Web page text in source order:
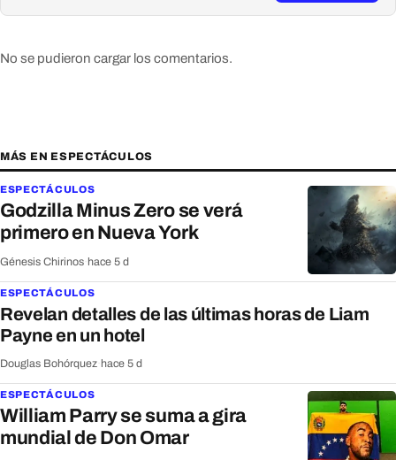
No se pudieron cargar los comentarios.
MÁS EN ESPECTÁCULOS
ESPECTÁCULOS
Godzilla Minus Zero se verá
primero en Nueva York
Génesis Chirinos hace 5 d
ESPECTÁCULOS
Revelan detalles de las últimas horas de Liam
Payne en un hotel
Douglas Bohórquez hace 5 d
ESPECTÁCULOS
William Parry se suma a gira
mundial de Don Omar